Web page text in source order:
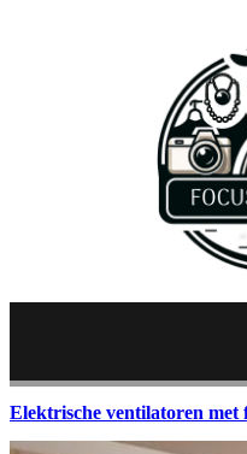
Elektrische ventilatoren